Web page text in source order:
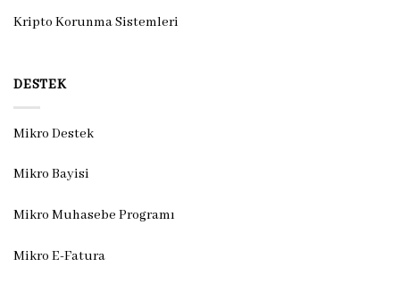
Kripto Korunma Sistemleri
DESTEK
Mikro Destek
Mikro Bayisi
Mikro Muhasebe Programı
Mikro E-Fatura